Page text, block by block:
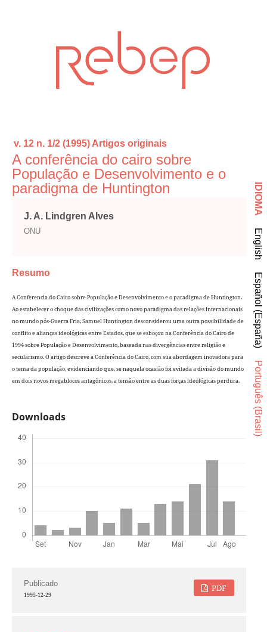
v. 12 n. 1/2 (1995) Artigos originais
A conferência do cairo sobre
População e Desenvolvimento e o
paradigma de Huntington
J. A. Lindgren Alves
ONU
Resumo
A Conferencia do Cairo sobre População e Desenvolvimento e o paradigma de Huntington.
Ao estabelecer o choque das civilizações como novo paradigma das relações internacionais
no mundo pós-Guerra Fria, Samuel Huntington desconsiderou uma outra possibilidade de
conflito e alianças ideológicas entre Estados, que se esboçou na Conferência do Cairo de
1994 sobre População e Desenvolvimento, baseada nas divergências entre religião e
secularismo. O artigo descreve a Conferência do Cairo, com sua abordagem inovadora para
o tema da população, evidenciando que, se naquela ocasião foi evitada a divisão do mundo
em dois novos megablocos antagônicos, a tensão entre as duas forças ideológicas perdura.
Downloads
PDF
Publicado
1995-12-29
IDIOMA
English
Español (España)
Português (Brasil)